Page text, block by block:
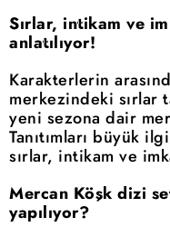
Sırlar, intikam ve
anlatılıyor!
Karakterlerin
merkezindeki sırlar
yeni sezona dair
Tanıtımları büyük
sırlar, intikam ve
Mercan Köşk dizi
yapılıyor?